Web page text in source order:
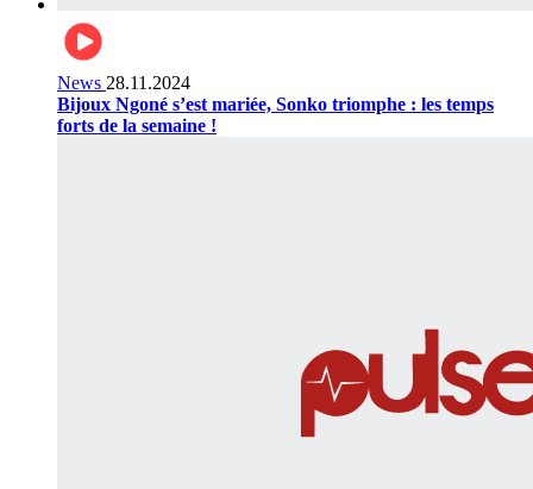
News 28.11.2024
Bijoux Ngoné s’est mariée, Sonko triomphe : les temps
forts de la semaine !